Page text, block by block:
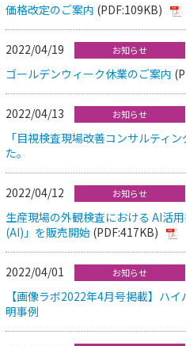
価格改定のご案内 (PDF:109KB)
2022/04/19 お知らせ
ゴールデンウィーク休業のご案内
2022/04/13 お知らせ
「目視検査現場改善コンサルティ
た。
2022/04/12 お知らせ
生産現場の外観検査における AI活
(AI)」を販売開始 (PDF:417KB)
2022/04/01 お知らせ
【画像ラボ2022年4月号掲載】ハ
明事例